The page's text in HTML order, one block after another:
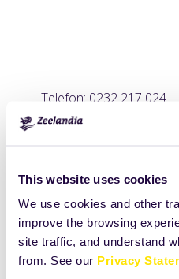
This website uses cookies
We use cookies and other
improve the browsing
site traffic, and understand
from. See our Privacy
Telefon: 0232 217 024
Șoseaua de Centură Nr 3-